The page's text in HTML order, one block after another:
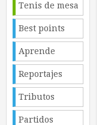
Tenis de mesa
Best points
Aprende
Reportajes
Tributos
Partidos